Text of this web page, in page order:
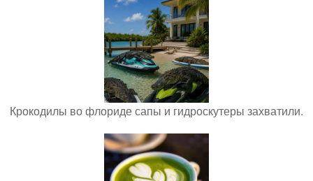
Крокодилы во флориде сапы и гидроскутеры захватили.